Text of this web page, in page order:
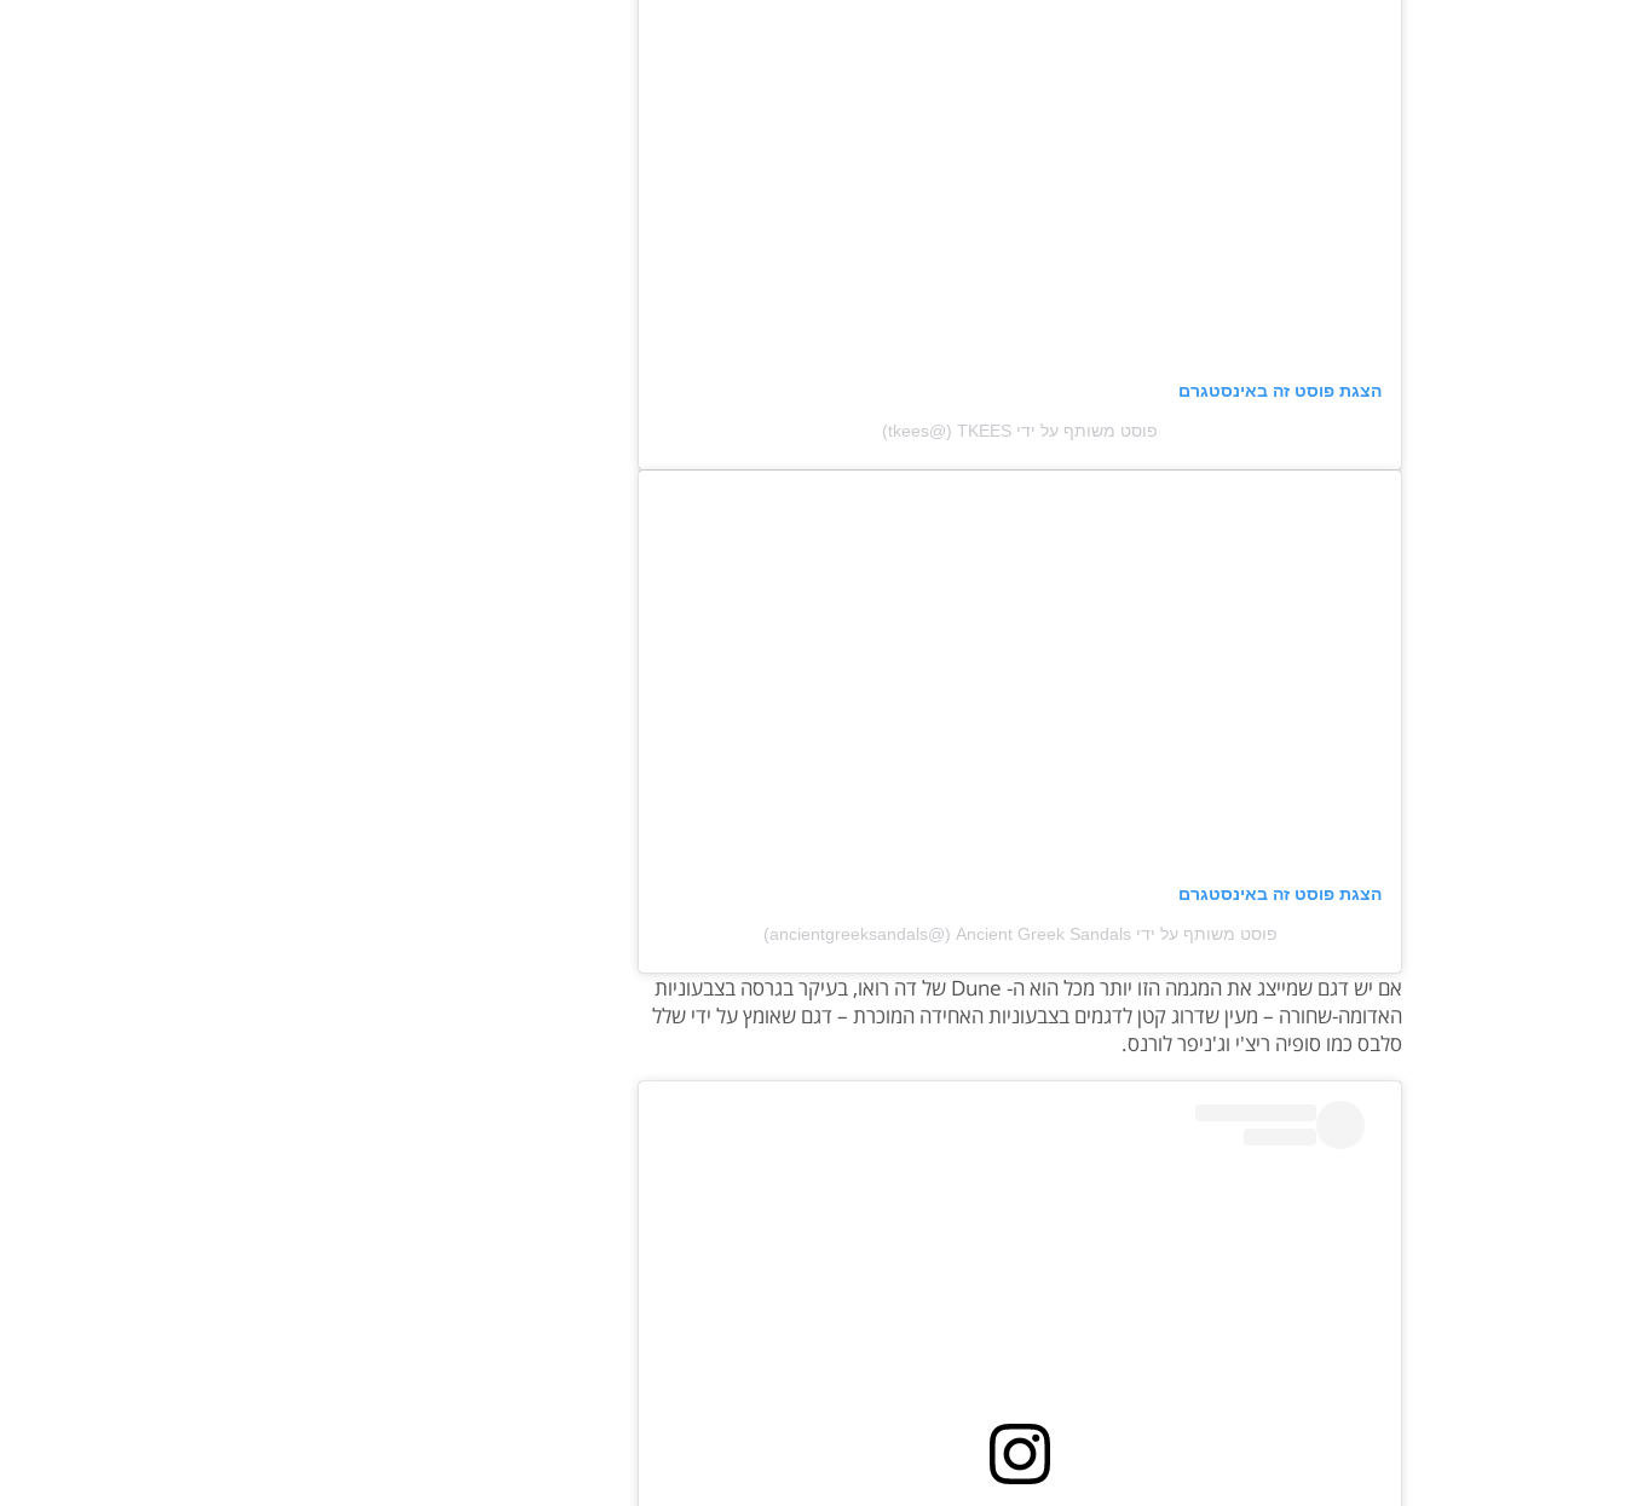
הצגת פוסט זה באינסטגרם
פוסט משותף על ידי ‏‎TKEES‎‏ (@‏‎tkees‎‏)
הצגת פוסט זה באינסטגרם
פוסט משותף על ידי ‏‎Ancient Greek Sandals‎‏ (@‏‎ancientgreeksandals‎‏)
אם יש דגם שמייצג את המגמה הזו יותר מכל הוא ה- Dune של דה רואו, בעיקר בגרסה בצבעוניות
האדומה-שחורה – מעין שדרוג קטן לדגמים בצבעוניות האחידה המוכרת – דגם שאומץ על ידי שלל
סלבס כמו סופיה ריצ'י וג'ניפר לורנס.